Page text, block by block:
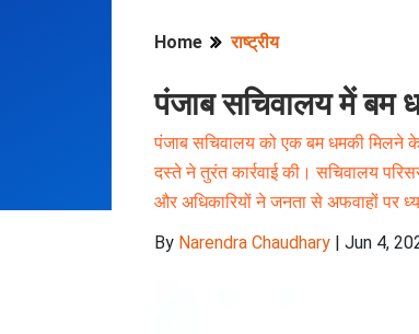
Home राष्ट्रीय
पंजाब सचिवालय में बम
पंजाब सचिवालय को एक बम धमकी मिलने
दस्ते ने तुरंत कार्रवाई की। सचिवालय
और अधिकारियों ने जनता से अफवाहों पर
By Narendra Chaudhary | Jun 4,